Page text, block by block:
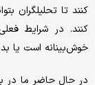
کنند تا تحلیلگران
خوش‌بینانه است یا
در حال حاضر ما در